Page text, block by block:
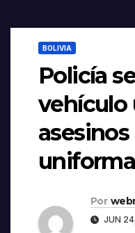
BOLIVIA
Policía
vehículo
Por
JUN